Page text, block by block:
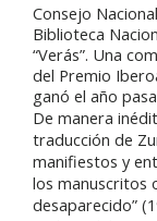
Consejo
Biblioteca
“Verás”. Una
del Premio
ganó el año
De manera
traducción de
manifiestos y
los manuscritos
desaparecido”